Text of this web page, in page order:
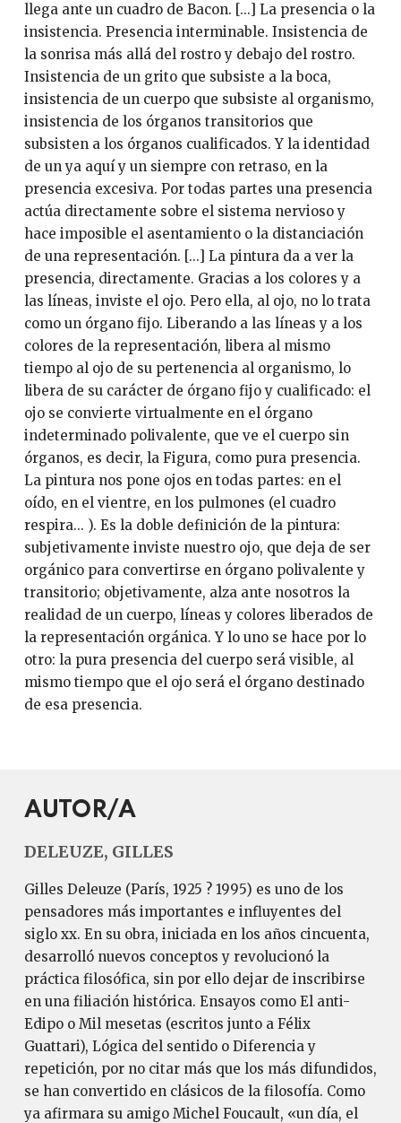
llega ante un cuadro de Bacon. [...] La presencia o la
insistencia. Presencia interminable. Insistencia de
la sonrisa más allá del rostro y debajo del rostro.
Insistencia de un grito que subsiste a la boca,
insistencia de un cuerpo que subsiste al organismo,
insistencia de los órganos transitorios que
subsisten a los órganos cualificados. Y la identidad
de un ya aquí y un siempre con retraso, en la
presencia excesiva. Por todas partes una presencia
actúa directamente sobre el sistema nervioso y
hace imposible el asentamiento o la distanciación
de una representación. [...] La pintura da a ver la
presencia, directamente. Gracias a los colores y a
las líneas, inviste el ojo. Pero ella, al ojo, no lo trata
como un órgano fijo. Liberando a las líneas y a los
colores de la representación, libera al mismo
tiempo al ojo de su pertenencia al organismo, lo
libera de su carácter de órgano fijo y cualificado: el
ojo se convierte virtualmente en el órgano
indeterminado polivalente, que ve el cuerpo sin
órganos, es decir, la Figura, como pura presencia.
La pintura nos pone ojos en todas partes: en el
oído, en el vientre, en los pulmones (el cuadro
respira... ). Es la doble definición de la pintura:
subjetivamente inviste nuestro ojo, que deja de ser
orgánico para convertirse en órgano polivalente y
transitorio; objetivamente, alza ante nosotros la
realidad de un cuerpo, líneas y colores liberados de
la representación orgánica. Y lo uno se hace por lo
otro: la pura presencia del cuerpo será visible, al
mismo tiempo que el ojo será el órgano destinado
de esa presencia.
AUTOR/A
DELEUZE, GILLES
Gilles Deleuze (París, 1925 ? 1995) es uno de los
pensadores más importantes e influyentes del
siglo xx. En su obra, iniciada en los años cincuenta,
desarrolló nuevos conceptos y revolucionó la
práctica filosófica, sin por ello dejar de inscribirse
en una filiación histórica. Ensayos como El anti-
Edipo o Mil mesetas (escritos junto a Félix
Guattari), Lógica del sentido o Diferencia y
repetición, por no citar más que los más difundidos,
se han convertido en clásicos de la filosofía. Como
ya afirmara su amigo Michel Foucault, «un día, el